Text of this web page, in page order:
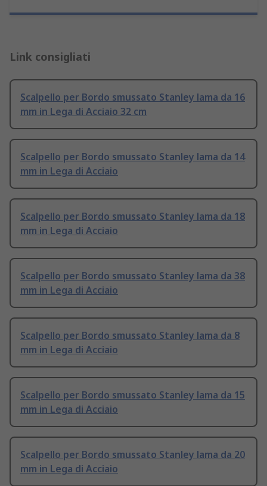
Link consigliati
Scalpello per Bordo smussato Stanley lama da 16
mm in Lega di Acciaio 32 cm
Scalpello per Bordo smussato Stanley lama da 14
mm in Lega di Acciaio
Scalpello per Bordo smussato Stanley lama da 18
mm in Lega di Acciaio
Scalpello per Bordo smussato Stanley lama da 38
mm in Lega di Acciaio
Scalpello per Bordo smussato Stanley lama da 8
mm in Lega di Acciaio
Scalpello per Bordo smussato Stanley lama da 15
mm in Lega di Acciaio
Scalpello per Bordo smussato Stanley lama da 20
mm in Lega di Acciaio